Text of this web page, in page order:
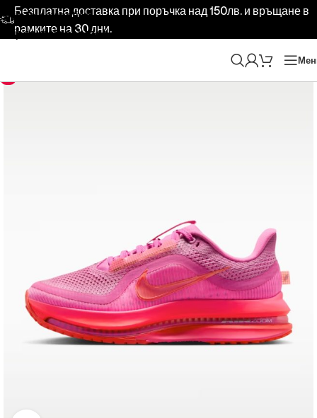
Skip to navigation
Skip to main content
Безплатна доставка при поръчка над 150лв. и връщане в
рамките на 30 дни.